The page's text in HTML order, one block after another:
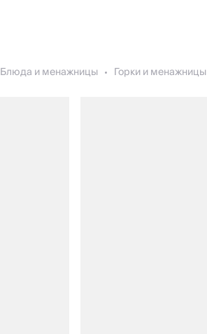
Блюда и менажницы Горки и менажницы